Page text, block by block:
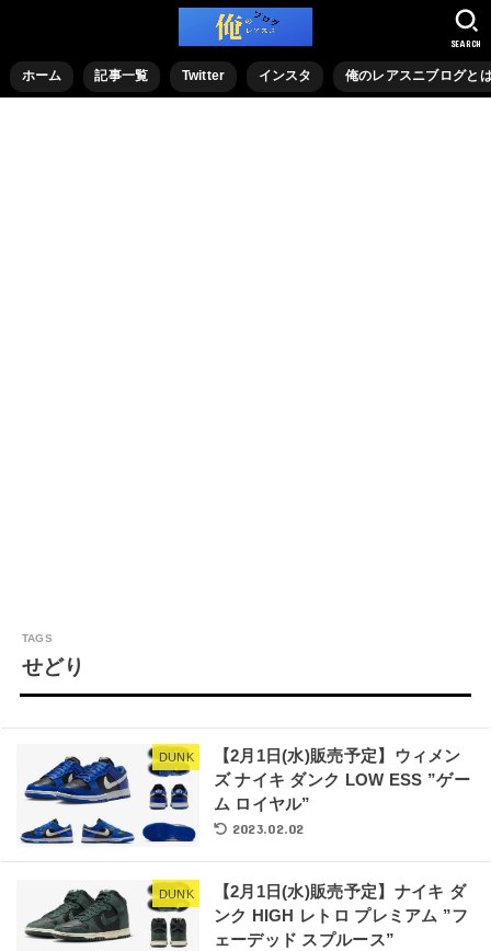
ホーム 記事一覧 Twitter インスタ 俺のレアスニブログと
SEARCH
せどり
DUNK
【2月1日(水)販売予定】ウィメン
ズ ナイキ ダンク LOW ESS ”ゲー
ム ロイヤル”
2023.02.02
DUNK
【2月1日(水)販売予定】ナイキ ダ
ンク HIGH レトロ プレミアム ”フ
ェーデッド スプルース”